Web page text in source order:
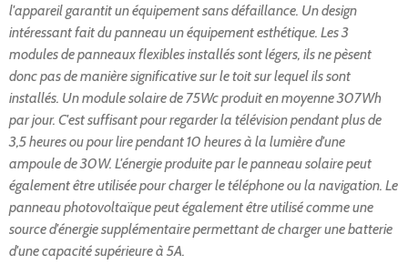
l'appareil garantit un équipement sans défaillance. Un design
intéressant fait du panneau un équipement esthétique. Les 3
modules de panneaux flexibles installés sont légers, ils ne pèsent
donc pas de manière significative sur le toit sur lequel ils sont
installés. Un module solaire de 75Wc produit en moyenne 307Wh
par jour. C'est suffisant pour regarder la télévision pendant plus de
3,5 heures ou pour lire pendant 10 heures à la lumière d'une
ampoule de 30W. L'énergie produite par le panneau solaire peut
également être utilisée pour charger le téléphone ou la navigation. Le
panneau photovoltaïque peut également être utilisé comme une
source d'énergie supplémentaire permettant de charger une batterie
d'une capacité supérieure à 5A.